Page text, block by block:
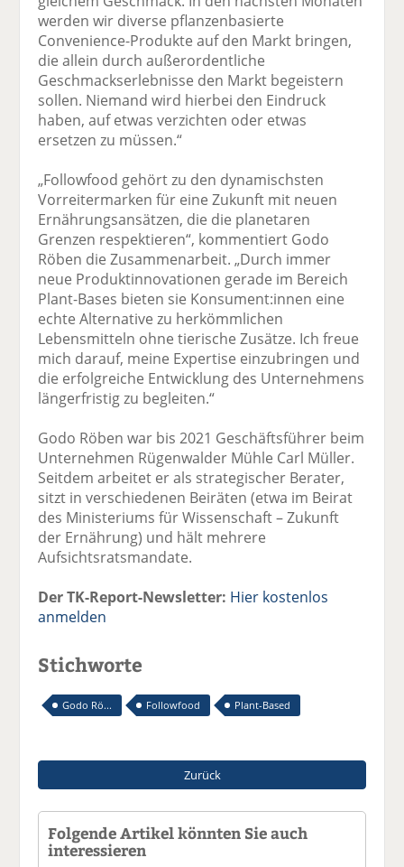
werden wir diverse pflanzenbasierte
Convenience-Produkte auf den Markt bringen,
die allein durch außerordentliche
Geschmackserlebnisse den Markt begeistern
sollen. Niemand wird hierbei den Eindruck
haben, auf etwas verzichten oder etwas
ersetzen zu müssen.“
„Followfood gehört zu den dynamischsten
Vorreitermarken für eine Zukunft mit neuen
Ernährungsansätzen, die die planetaren
Grenzen respektieren“, kommentiert Godo
Röben die Zusammenarbeit. „Durch immer
neue Produktinnovationen gerade im Bereich
Plant-Bases bieten sie Konsument:innen eine
echte Alternative zu herkömmlichen
Lebensmitteln ohne tierische Zusätze. Ich freue
mich darauf, meine Expertise einzubringen und
die erfolgreiche Entwicklung des Unternehmens
längerfristig zu begleiten.“
Godo Röben war bis 2021 Geschäftsführer beim
Unternehmen Rügenwalder Mühle Carl Müller.
Seitdem arbeitet er als strategischer Berater,
sitzt in verschiedenen Beiräten (etwa im Beirat
des Ministeriums für Wissenschaft – Zukunft
der Ernährung) und hält mehrere
Aufsichtsratsmandate.
Der TK-Report-Newsletter: Hier kostenlos
anmelden
Stichworte
Godo Rö... Followfood Plant-Based
Zurück
Folgende Artikel könnten Sie auch
interessieren